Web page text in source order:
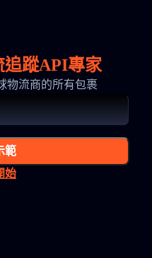
追蹤API專家
物流商的所有包裹
範
始